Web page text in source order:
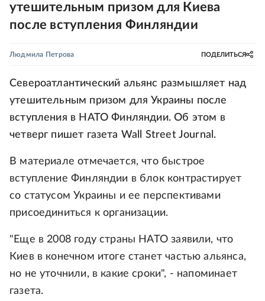
утешительным призом для Киева
после вступления Финляндии
Людмила Петрова ПОДЕЛИТЬСЯ
Североатлантический альянс размышляет над
утешительным призом для Украины после
вступления в НАТО Финляндии. Об этом в
четверг пишет газета Wall Street Journal.
В материале отмечается, что быстрое
вступление Финляндии в блок контрастирует
со статусом Украины и ее перспективами
присоединиться к организации.
"Еще в 2008 году страны НАТО заявили, что
Киев в конечном итоге станет частью альянса,
но не уточнили, в какие сроки", - напоминает
газета.